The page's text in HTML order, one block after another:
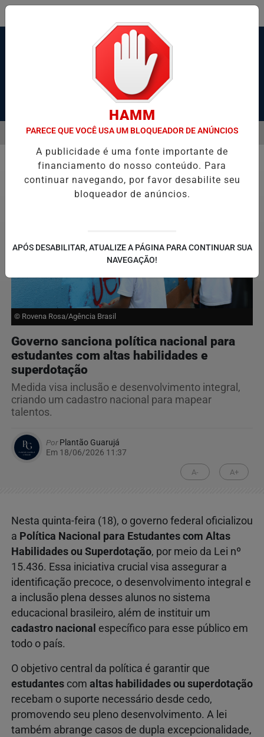
Pesquisar Notícia
GRAVE APÓS SER ESFAQUEADO EM GUARUJÁ HACKER
EM ALTA
MENU
Educação
© Rovena Rosa/Agência Brasil
Governo sanciona política nacional para
estudantes com altas habilidades e
superdotação
Medida visa inclusão e desenvolvimento integral,
criando um cadastro nacional para mapear
talentos.
PorPlantão Guarujá
Em 18/06/2026 11:37
A- A+
Nesta quinta-feira (18), o governo federal oficializou
a Política Nacional para Estudantes com Altas
Habilidades ou Superdotação, por meio da Lei nº
15.436. Essa iniciativa crucial visa assegurar a
identificação precoce, o desenvolvimento integral e
a inclusão plena desses alunos no sistema
educacional brasileiro, além de instituir um
cadastro nacional específico para esse público em
todo o país.
O objetivo central da política é garantir que
estudantes com altas habilidades ou superdotação
recebam o suporte necessário desde cedo,
promovendo seu pleno desenvolvimento. A lei
também abrange casos de dupla excepcionalidade,
HAMM
PARECE QUE VOCÊ USA UM BLOQUEADOR DE ANÚNCIOS
A publicidade é uma fonte importante de
financiamento do nosso conteúdo. Para
continuar navegando, por favor desabilite seu
bloqueador de anúncios.
APÓS DESABILITAR, ATUALIZE A PÁGINA PARA CONTINUAR SUA
NAVEGAÇÃO!